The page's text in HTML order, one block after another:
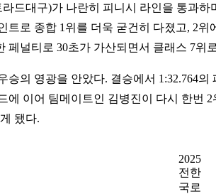
드대구)가 나란히 피니시 라인을 통과
로 종합 1위를 더욱 굳건히 다졌고, 2
널티로 30초가 가산되면서 클래스 7위
의 영광을 안았다. 결승에서 1:32.764
이어 팀메이트인 김병진이 다시 한번
됐다.
2025
전한
국로